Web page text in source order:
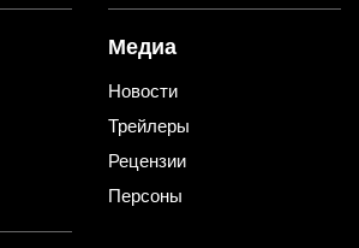
Медиа
Новости
Трейлеры
Рецензии
Персоны